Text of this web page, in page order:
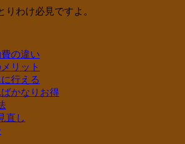
わけ必見ですよ。
の違い
リット
行える
かなりお得
直し